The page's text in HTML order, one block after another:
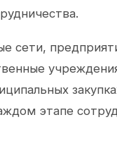
сети,
этапе